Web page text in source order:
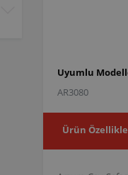
Uyumlu
AR3080
Ürün